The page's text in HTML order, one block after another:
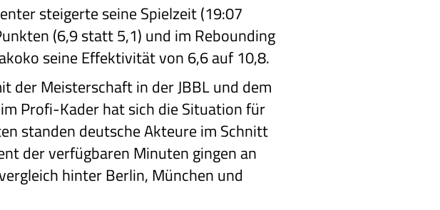
steigerte seine Spielzeit (19:07
(6,9 statt 5,1) und im Rebounding
seine Effektivität von 6,6 auf 10,8.
der Meisterschaft in der JBBL und dem
Profi-Kader hat sich die Situation für
standen deutsche Akteure im Schnitt
der verfügbaren Minuten gingen an
hinter Berlin, München und